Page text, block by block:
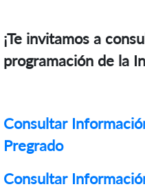
¡Te invitamos a
programación de la
Consultar
Pregrado
Consultar